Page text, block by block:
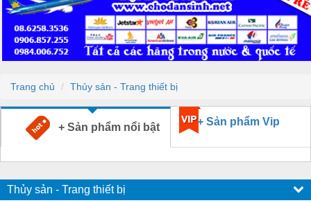
Trang chủ Thủy sản - Trang thiết bị
+ Sản phẩm nổi bật + Sản phẩm Vip
Thủy sản - Trang thiết bị